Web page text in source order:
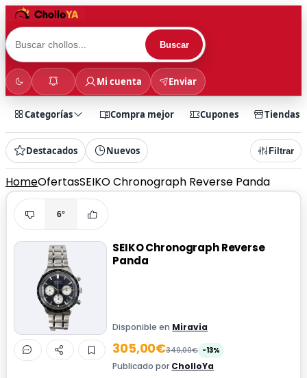
Buscar
Mi cuenta Enviar
Categorías Compra mejor Cupones Tiendas
Destacados Nuevos Filtrar
HomeOfertasSEIKO Chronograph Reverse Panda
6°
SEIKO Chronograph Reverse
Panda
Disponible en Miravia
305,00€349,00€ -13%
Publicado por CholloYa